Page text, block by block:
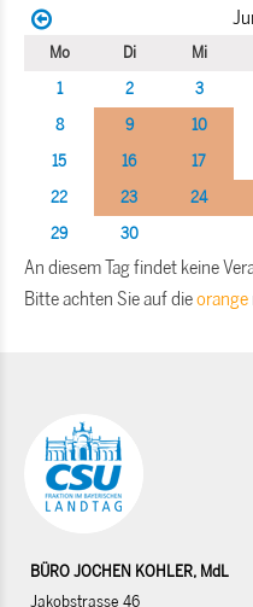
Mo Di Mi
1
2 3
8
9 10
15
16 17
22
23 24
29
30
An diesem Tag findet keine
Bitte achten Sie auf dieorange
BÜRO JOCHEN KOHLER, MdL
Jakobstrasse 46